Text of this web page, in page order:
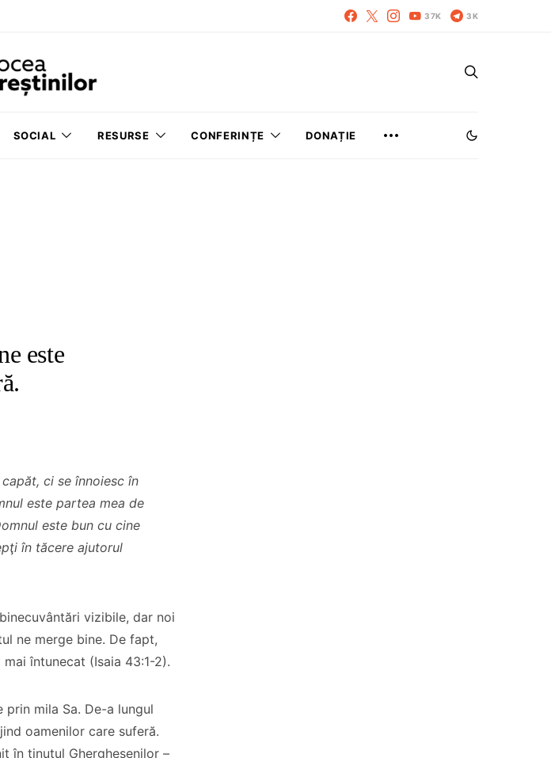
37K 3K
SOCIAL RESURSE CONFERINȚE DONAȚIE
este
ci se înnoiesc în
este partea mea de
este bun cu cine
în tăcere ajutorul
vizibile, dar noi
ne merge bine. De fapt,
întunecat (Isaia 43:1-2).
mila Sa. De-a lungul
oamenilor care suferă.
în ținutul Gherghesenilor –